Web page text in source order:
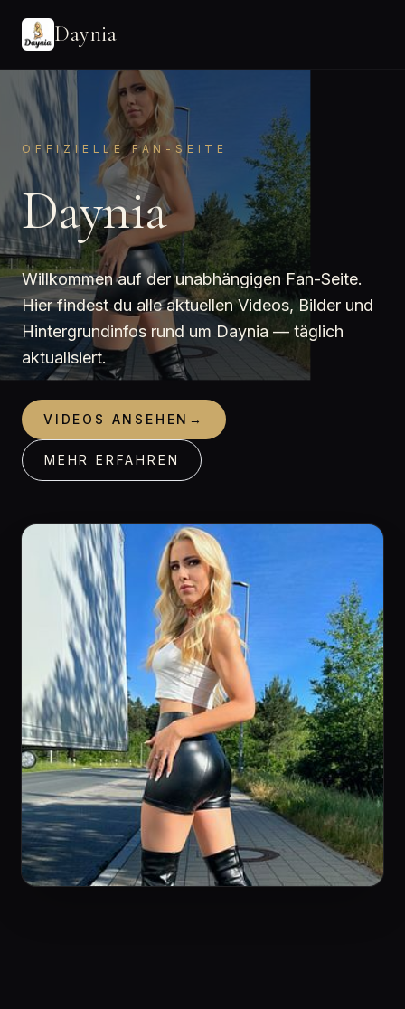
Daynia
OFFIZIELLE FAN-SEITE
Daynia
Willkommen auf der unabhängigen Fan-Seite.
Hier findest du alle aktuellen Videos, Bilder und
Hintergrundinfos rund um Daynia — täglich
aktualisiert.
VIDEOS ANSEHEN →
MEHR ERFAHREN